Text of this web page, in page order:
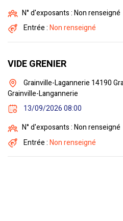
N° d'exposants : Non renseigné
Entrée :Non renseigné
VIDE GRENIER
Grainville-Lagannerie 14190
Grainville-Langannerie
13/09/2026 08:00
N° d'exposants : Non renseigné
Entrée :Non renseigné